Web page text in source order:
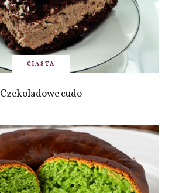
CIASTA
Czekoladowe cudo